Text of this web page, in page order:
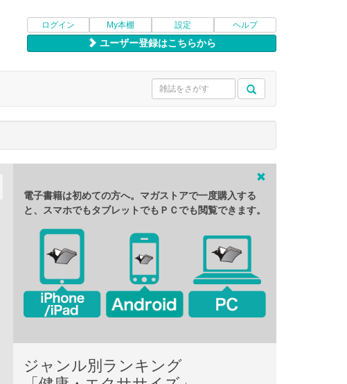
ログイン My本棚 設定 ヘルプ
ユーザー登録はこちらから
電子書籍は初めての方へ。マガストアで一度購入する
と、スマホでもタブレットでもＰＣでも閲覧できます。
ジャンル別ランキング